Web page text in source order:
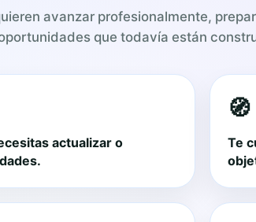
avanzar profesionalmente,
que todavía están
actualizar o
🧭
Te